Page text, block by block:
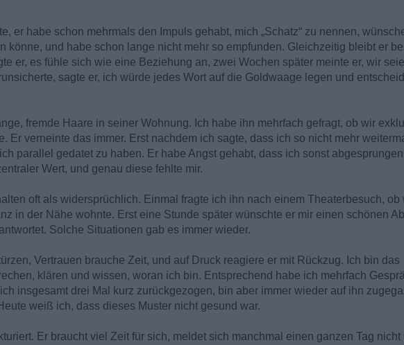
er habe schon mehrmals den Impuls gehabt, mich „Schatz“ zu nennen,
könne, und habe schon lange nicht mehr so empfunden. Gleichzeitig bleibt er
er, es fühle sich wie eine Beziehung an, zwei Wochen später meinte er, wir
sagte er, ich würde jedes Wort auf die Goldwaage legen und
fremde Haare in seiner Wohnung. Ich habe ihn mehrfach gefragt, ob wir
Er verneinte das immer. Erst nachdem ich sagte, dass ich so nicht mehr
parallel gedatet zu haben. Er habe Angst gehabt, dass ich sonst
Wert, und genau diese fehlte mir.
oft als widersprüchlich. Einmal fragte ich ihn nach einem Theaterbesuch, ob
in der Nähe wohnte. Erst eine Stunde später wünschte er mir einen schönen
Solche Situationen gab es immer wieder.
Vertrauen brauche Zeit, und auf Druck reagiere er mit Rückzug. Ich bin das
klären und wissen, woran ich bin. Entsprechend habe ich mehrfach
insgesamt drei Mal kurz zurückgezogen, bin aber immer wieder auf ihn
weiß ich, dass dieses Muster nicht gesund war.
Er braucht viel Zeit für sich, meldet sich manchmal einen ganzen Tag nicht